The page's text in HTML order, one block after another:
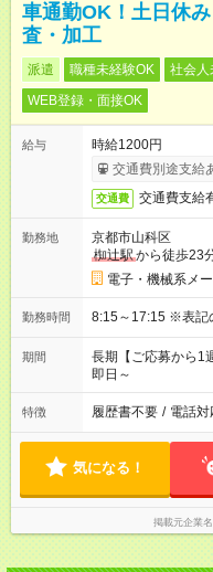
車通勤OK！土日休
査・加工
派遣 職種未経験OK 社会人
WEB登録・面接OK
給与
時給1200円
交通費別途支給
交通費 交通費支給
勤務地
京都市山科区
椥辻駅から徒歩23
電子・機械系メ
勤務時間 8:15～
期間
長期【ご応募から1
即日～
特徴 履歴書不要 / 電話対
気になる！
掲載元企業名